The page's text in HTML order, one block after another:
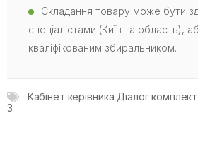
Складання товару може бути
спеціалістами (Київ та область),
кваліфікованим збиральником.
Кабінет керівника Діалог
3